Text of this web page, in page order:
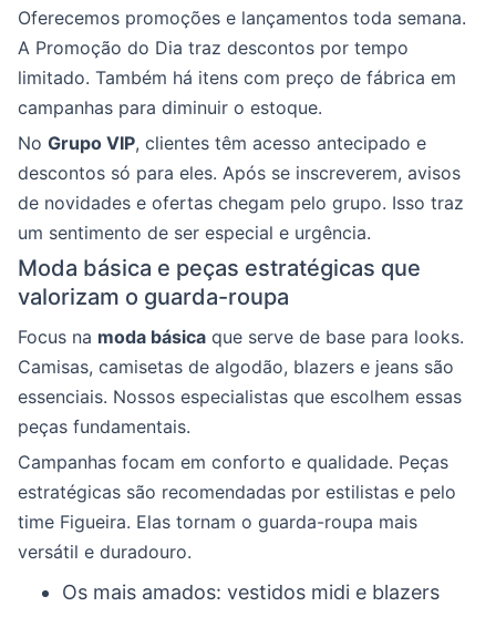
Oferecemos promoções e lançamentos toda semana.
A Promoção do Dia traz descontos por tempo
limitado. Também há itens com preço de fábrica em
campanhas para diminuir o estoque.
No Grupo VIP, clientes têm acesso antecipado e
descontos só para eles. Após se inscreverem, avisos
de novidades e ofertas chegam pelo grupo. Isso traz
um sentimento de ser especial e urgência.
Moda básica e peças estratégicas que
valorizam o guarda-roupa
Focus na moda básica que serve de base para looks.
Camisas, camisetas de algodão, blazers e jeans são
essenciais. Nossos especialistas que escolhem essas
peças fundamentais.
Campanhas focam em conforto e qualidade. Peças
estratégicas são recomendadas por estilistas e pelo
time Figueira. Elas tornam o guarda-roupa mais
versátil e duradouro.
Os mais amados: vestidos midi e blazers